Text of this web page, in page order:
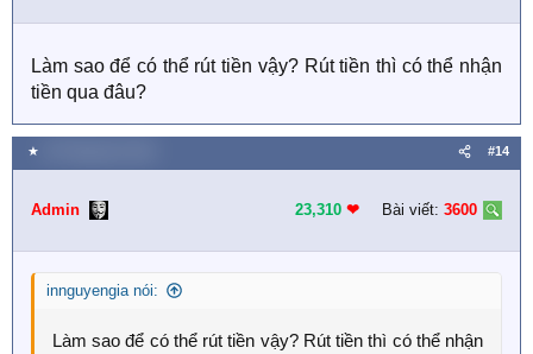
n
:Làm sao để có thể rút tiền vậy? Rút tiền thì có thể nhận
tiền qua đâu?
★ #14
Admin 23,310 ❤︎ Bài viết: 3600
innguyengia nói:
Làm sao để có thể rút tiền vậy? Rút tiền thì có thể nhận